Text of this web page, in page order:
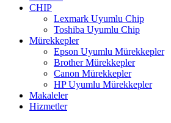
CHIP
Lexmark Uyumlu Chip
Toshiba Uyumlu Chip
Mürekkepler
Epson Uyumlu Mürekkepler
Brother Mürekkepler
Canon Mürekkepler
HP Uyumlu Mürekkepler
Makaleler
Hizmetler